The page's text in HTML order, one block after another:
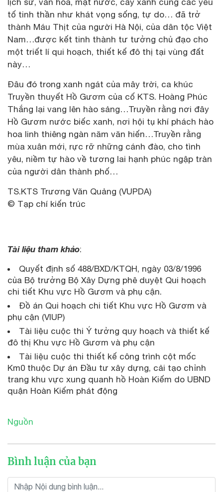
tố tinh thần như khát vọng sống, tự do… đã trở
thành Máu Thịt của người Hà Nội, của dân tộc Việt
Nam…được kết tinh thành tư tưởng chủ đạo cho
một triết lí qui hoạch, thiết kế đô thị tại vùng đất
này…
Đâu đó trong xanh ngát của mây trời, ca khúc
Truyền thuyết Hồ Gươm của cố KTS. Hoàng Phúc
Thắng lại vang lên hào sảng…Truyền rằng nơi đây
Hồ Gươm nước biếc xanh, nơi hội tụ khí phách hào
hoa linh thiêng ngàn năm văn hiến…Truyền rằng
mùa xuân mới, rực rỡ những cánh đào, cho tình
yêu, niềm tự hào về tương lai hạnh phúc ngập tràn
của người dân thành phố…
TS.KTS Trương Văn Quảng (VUPDA)
© Tạp chí kiến trúc
Tài liệu tham khảo:
Quyết định số 488/BXD/KTQH, ngày 03/8/1996
của Bộ trưởng Bộ Xây Dựng phê duyệt Qui hoạch
chi tiết Khu vực Hồ Gươm và phụ cận.
Đồ án Qui hoạch chi tiết Khu vực Hồ Gươm và
phụ cận (VIUP)
Tài liệu cuộc thi Ý tưởng quy hoạch và thiết kế
đô thị Khu vực Hồ Gươm và phụ cận
Tài liệu cuộc thi thiết kế công trình cột mốc
Km0 thuộc Dự án Đầu tư xây dựng, cải tạo chỉnh
trang khu vực xung quanh hồ Hoàn Kiếm do UBND
quận Hoàn Kiếm phát động
Nguồn
Bình luận của bạn